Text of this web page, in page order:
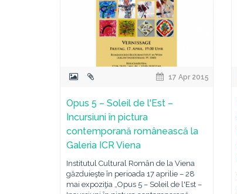
17 Apr 2015
Opus 5 – Soleil de l'Est –
Incursiuni în pictura
contemporană românească la
Galeria ICR Viena
Institutul Cultural Român de la Viena
găzduieşte în perioada 17 aprilie – 28
mai expoziţia „Opus 5 – Soleil de l'Est –